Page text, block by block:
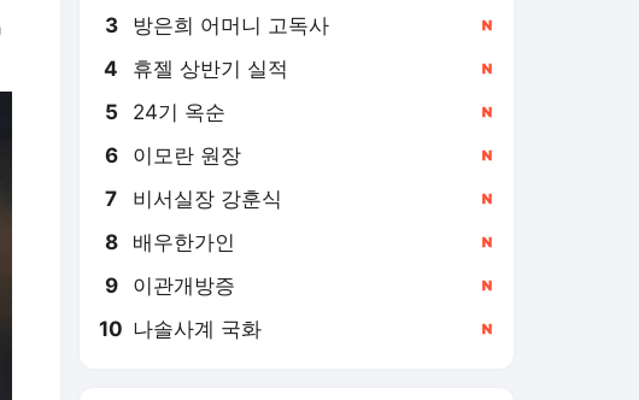
3 방은희 어머니 고독사
4 휴젤 상반기 실적
5 24기 옥순
6 이모란 원장
7 비서실장 강훈식
8 배우한가인
9 이관개방증
10 나솔사계 국화